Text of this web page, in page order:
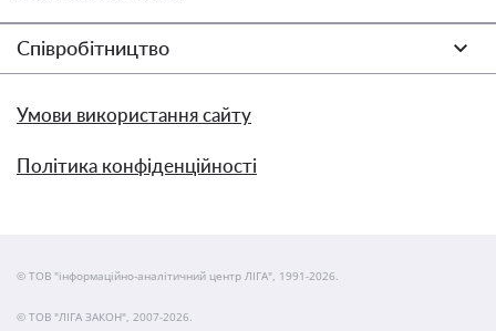
Співробітництво
Умови використання сайту
Політика конфіденційності
© ТОВ "інформаційно-аналітичний центр ЛІГА", 1991-2026.
© ТОВ "ЛІГА ЗАКОН", 2007-2026.